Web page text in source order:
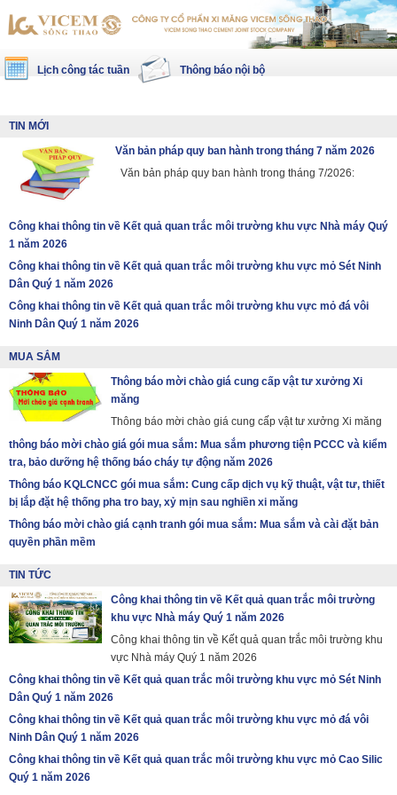
Lịch công tác tuần Thông báo nội bộ
TIN MỚI
Văn bản pháp quy ban hành trong tháng 7 năm 2026
Văn bản pháp quy ban hành trong tháng 7/2026:
Công khai thông tin về Kết quả quan trắc môi trường khu vực Nhà máy Quý
1 năm 2026
Công khai thông tin về Kết quả quan trắc môi trường khu vực mỏ Sét Ninh
Dân Quý 1 năm 2026
Công khai thông tin về Kết quả quan trắc môi trường khu vực mỏ đá vôi
Ninh Dân Quý 1 năm 2026
MUA SẮM
Thông báo mời chào giá cung cấp vật tư xưởng Xi
măng
Thông báo mời chào giá cung cấp vật tư xưởng Xi măng
thông báo mời chào giá gói mua sắm: Mua sắm phương tiện PCCC và kiểm
tra, bảo dưỡng hệ thống báo cháy tự động năm 2026
Thông báo KQLCNCC gói mua sắm: Cung cấp dịch vụ kỹ thuật, vật tư, thiết
bị lắp đặt hệ thống pha tro bay, xỷ mịn sau nghiền xi măng
Thông báo mời chào giá cạnh tranh gói mua sắm: Mua sắm và cài đặt bản
quyền phần mềm
TIN TỨC
Công khai thông tin về Kết quả quan trắc môi trường
khu vực Nhà máy Quý 1 năm 2026
Công khai thông tin về Kết quả quan trắc môi trường khu
vực Nhà máy Quý 1 năm 2026
Công khai thông tin về Kết quả quan trắc môi trường khu vực mỏ Sét Ninh
Dân Quý 1 năm 2026
Công khai thông tin về Kết quả quan trắc môi trường khu vực mỏ đá vôi
Ninh Dân Quý 1 năm 2026
Công khai thông tin về Kết quả quan trắc môi trường khu vực mỏ Cao Silic
Quý 1 năm 2026